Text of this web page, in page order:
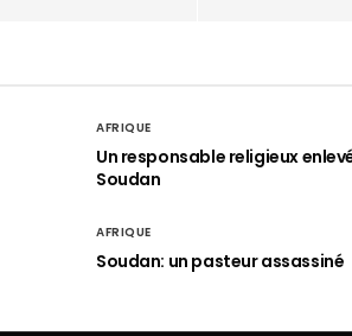
AFRIQUE
Un responsable religieux
Soudan
AFRIQUE
Soudan: un pasteur assassiné